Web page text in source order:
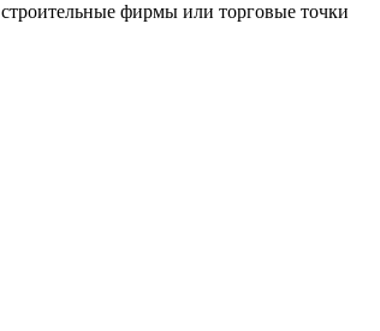
фирмы или торговые точки